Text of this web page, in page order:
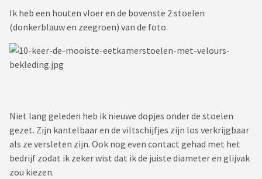
Ik heb een houten vloer en de bovenste 2 stoelen
(donkerblauw en zeegroen) van de foto.
Niet lang geleden heb ik nieuwe dopjes onder de stoelen
gezet. Zijn kantelbaar en de viltschijfjes zijn los verkrijgbaar
als ze versleten zijn. Ook nog even contact gehad met het
bedrijf zodat ik zeker wist dat ik de juiste diameter en glijvak
zou kiezen.